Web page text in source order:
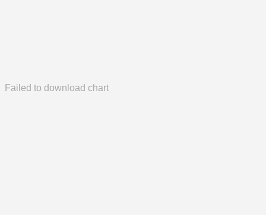
Failed to download chart